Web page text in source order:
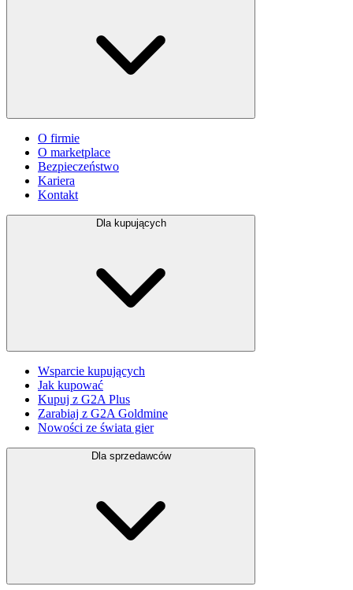
O firmie
O marketplace
Bezpieczeństwo
Kariera
Kontakt
Dla kupujących
Wsparcie kupujących
Jak kupować
Kupuj z G2A Plus
Zarabiaj z G2A Goldmine
Nowości ze świata gier
Dla sprzedawców